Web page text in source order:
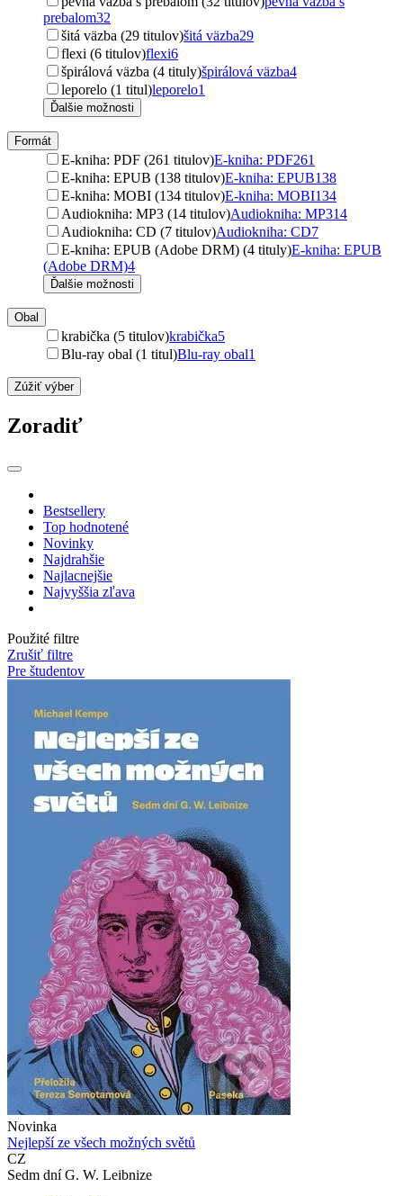
prebalom32
šitá väzba (29 titulov)šitá väzba29
flexi (6 titulov)flexi6
špirálová väzba (4 tituly)špirálová väzba4
leporelo (1 titul)leporelo1
Ďalšie možnosti
Formát
E-kniha: PDF (261 titulov)E-kniha: PDF261
E-kniha: EPUB (138 titulov)E-kniha: EPUB138
E-kniha: MOBI (134 titulov)E-kniha: MOBI134
Audiokniha: MP3 (14 titulov)Audiokniha: MP314
Audiokniha: CD (7 titulov)Audiokniha: CD7
E-kniha: EPUB (Adobe DRM) (4 tituly)E-kniha: EPUB
(Adobe DRM)4
Ďalšie možnosti
Obal
krabička (5 titulov)krabička5
Blu-ray obal (1 titul)Blu-ray obal1
Zúžiť výber
Zoradiť
Bestsellery
Top hodnotené
Novinky
Najdrahšie
Najlacnejšie
Najvyššia zľava
Použité filtre
Zrušiť filtre
Pre študentov
Novinka
Nejlepší ze všech možných světů
CZ
Sedm dní G. W. Leibnize